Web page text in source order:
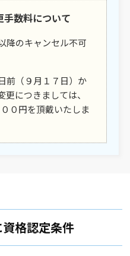
数料について
降のキャンセル不可
前（９月１７日）か
につきましては、
０円を頂戴いたしま
格認定条件